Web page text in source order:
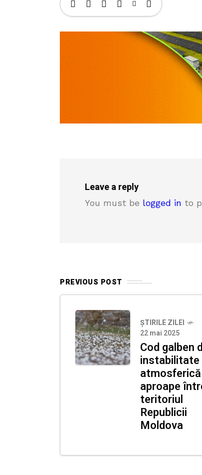
Leave a reply
You must be logged in to
PREVIOUS POST
ȘTIRILE ZILEI
22 mai 2025
Cod galben
instabilitate
aproape
teritoriul
Republicii
Moldova